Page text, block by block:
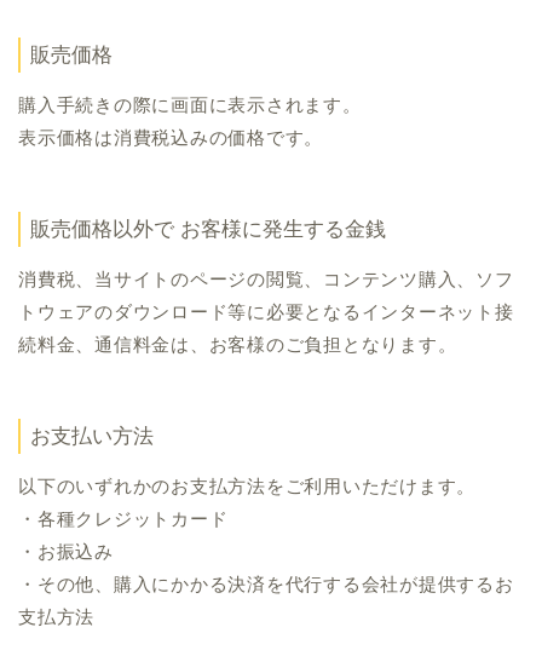
販売価格
購入手続きの際に画面に表示されます。
表示価格は消費税込みの価格です。
販売価格以外で お客様に発生する金銭
消費税、当サイトのページの閲覧、コンテンツ購入、ソフ
トウェアのダウンロード等に必要となるインターネット接
続料金、通信料金は、お客様のご負担となります。
お支払い方法
以下のいずれかのお支払方法をご利用いただけます。
・各種クレジットカード
・ お振込み
・その他、購入にかかる決済を代行する会社が提供するお
支払方法